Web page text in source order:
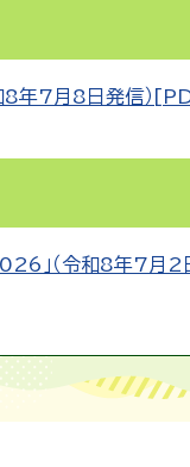
8年7月8日発信）
｣（令和8年7月